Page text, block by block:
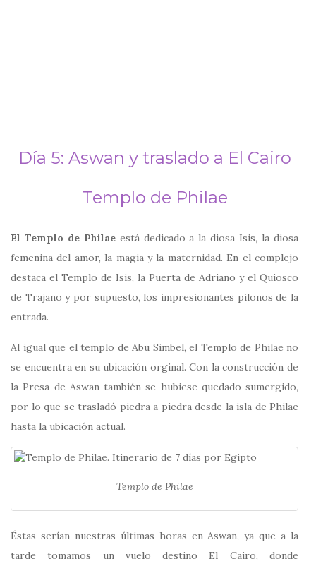
Día 5: Aswan y traslado a El Cairo
Templo de Philae
El Templo de Philaeestá dedicado a la diosa Isis, la diosa
femenina del amor, la magia y la maternidad. En el complejo
destaca el Templo de Isis, la Puerta de Adriano y el Quiosco
de Trajano y por supuesto, los impresionantes pilonos de la
entrada.
Al igual que el templo de Abu Simbel, el Templo de Philae no
se encuentra en su ubicación orginal. Con la construcción de
la Presa de Aswan también se hubiese quedado sumergido,
por lo que se trasladó piedra a piedra desde la isla de Philae
hasta la ubicación actual.
Templo de Philae
Éstas serían nuestras últimas horas en Aswan, ya que a la
tarde tomamos un vuelo destino El Cairo, donde